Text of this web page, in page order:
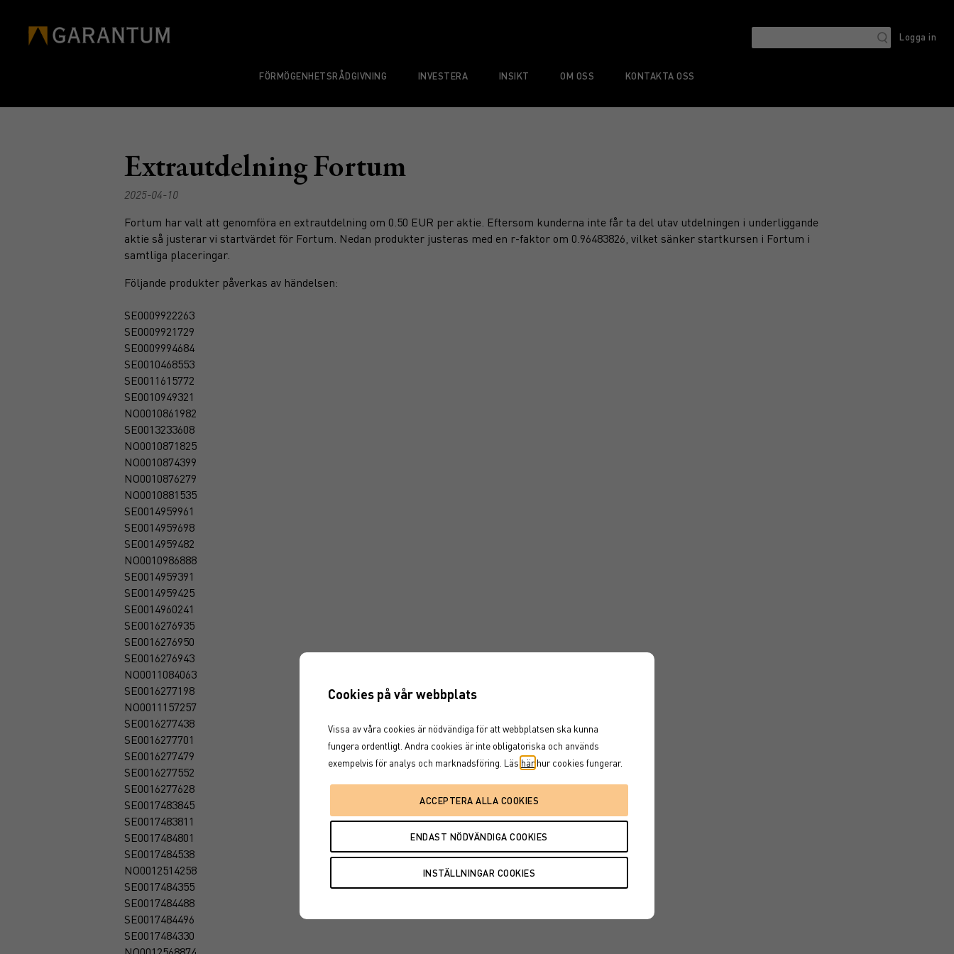
Logga in
FÖRMÖGENHETSRÅDGIVNING INVESTERA INSIKT OM OSS KONTAKTA OSS
Extrautdelning Fortum
2025-04-10
Fortum har valt att genomföra en extrautdelning om 0.50 EUR per aktie. Eftersom kunderna inte får ta del utav utdelningen i underliggande
aktie så justerar vi startvärdet för Fortum. Nedan produkter justeras med en r-faktor om 0.96483826, vilket sänker startkursen i Fortum i
samtliga placeringar.
Följande produkter påverkas av händelsen:
SE0009922263
SE0009921729
SE0009994684
SE0010468553
SE0011615772
SE0010949321
NO0010861982
SE0013233608
NO0010871825
NO0010874399
NO0010876279
NO0010881535
SE0014959961
SE0014959698
SE0014959482
NO0010986888
SE0014959391
SE0014959425
SE0014960241
SE0016276935
SE0016276950
SE0016276943
NO0011084063
SE0016277198
NO0011157257
SE0016277438
SE0016277701
SE0016277479
SE0016277552
SE0016277628
SE0017483845
SE0017483811
SE0017484801
SE0017484538
NO0012514258
SE0017484355
SE0017484488
SE0017484496
SE0017484330
Cookies på vår webbplats
Vissa av våra cookies är nödvändiga för att webbplatsen ska kunna
fungera ordentligt. Andra cookies är inte obligatoriska och används
exempelvis för analys och marknadsföring. Läs här hur cookies fungerar.